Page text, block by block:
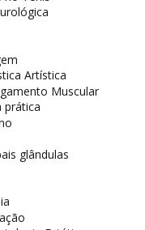
Artística
Muscular
prática
glândulas